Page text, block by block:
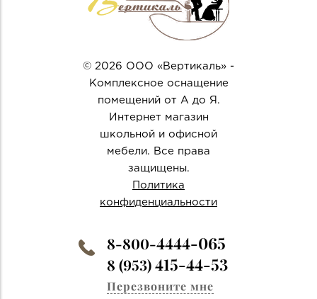
© 2026 ООО «Вертикаль» -
Комплексное оснащение
помещений от А до Я.
Интернет магазин
школьной и офисной
мебели. Все права
защищены.
Политика
конфиденциальности
8-800-4444-065
8 (953)415-44-53
Перезвоните мне